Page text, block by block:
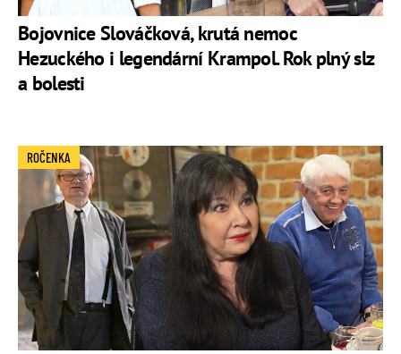
Bojovnice Slováčková, krutá nemoc
Hezuckého i legendární Krampol. Rok plný slz
a bolesti
ROČENKA